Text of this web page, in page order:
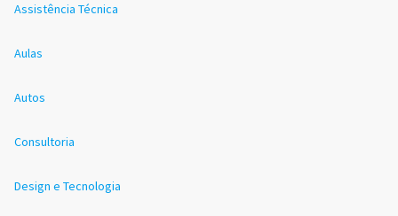
Assistência Técnica
Aulas
Autos
Consultoria
Design e Tecnologia